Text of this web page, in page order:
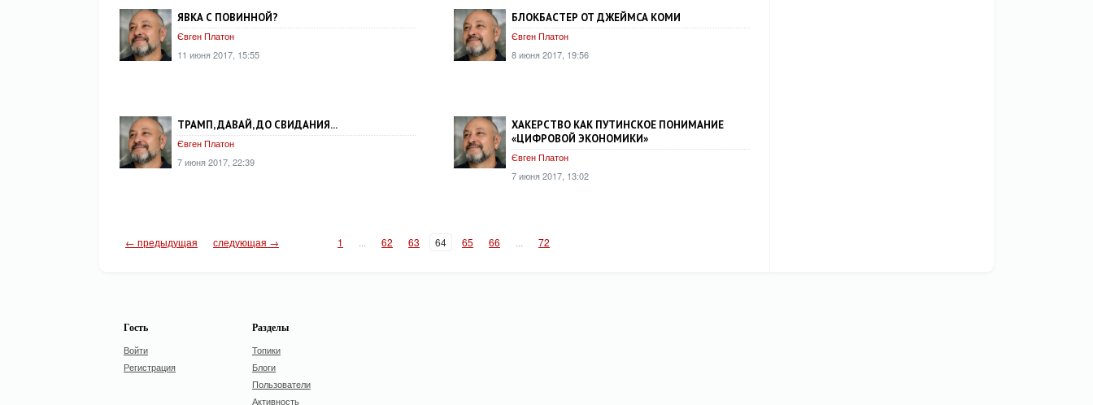
ЯВКА С ПОВИННОЙ?
Євген Платон
11 июня 2017, 15:55
БЛОКБАСТЕР ОТ ДЖЕЙМСА КОМИ
Євген Платон
8 июня 2017, 19:56
ТРАМП, ДАВАЙ, ДО СВИДАНИЯ...
Євген Платон
7 июня 2017, 22:39
ХАКЕРСТВО КАК ПУТИНСКОЕ ПОНИМАНИЕ
«ЦИФРОВОЙ ЭКОНОМИКИ»
Євген Платон
7 июня 2017, 13:02
← предыдущая следующая → 1 62 63 64 65 66 72
Гость
Войти
Регистрация
Разделы
Топики
Блоги
Пользователи
Активность